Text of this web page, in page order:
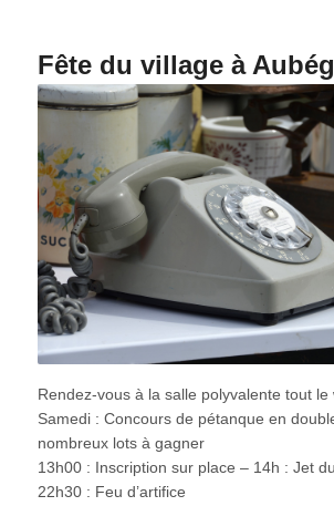
Fête du village à
Rendez-vous à la salle polyvalente tout le
Samedi : Concours de pétanque en
nombreux lots à gagner
13h00 : Inscription sur place – 14h : Jet
22h30 : Feu d’artifice